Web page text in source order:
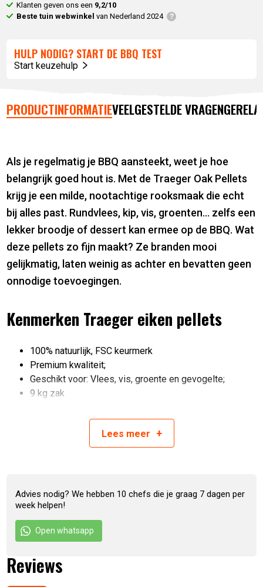
Klanten geven ons een 9,2/10
Beste tuin webwinkel van Nederland 2024
HULP NODIG? START DE BBQ TEST
Start keuzehulp
PRODUCTINFORMATIEVEELGESTELDE VRAGEN
Als je regelmatig je BBQ aansteekt, weet je hoe
belangrijk goed hout is. Met de Traeger Oak Pellets
krijg je een milde, nootachtige rooksmaak die echt
bij alles past. Rundvlees, kip, vis, groenten… zelfs een
lekker broodje of dessert kan ermee op de BBQ. Wat
deze pellets zo fijn maakt? Ze branden mooi
gelijkmatig, laten weinig as achter en bevatten geen
onnodige toevoegingen.
Kenmerken Traeger eiken pellets
100% natuurlijk, FSC keurmerk
Premium kwaliteit;
Geschikt voor: Vlees, vis, groente en gevogelte;
9 kg zak
Lees meer +
Advies nodig? We hebben 10 chefs die je graag 7 dagen per
week helpen!
Open whatsapp
Reviews